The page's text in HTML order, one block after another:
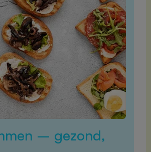
– gezond,